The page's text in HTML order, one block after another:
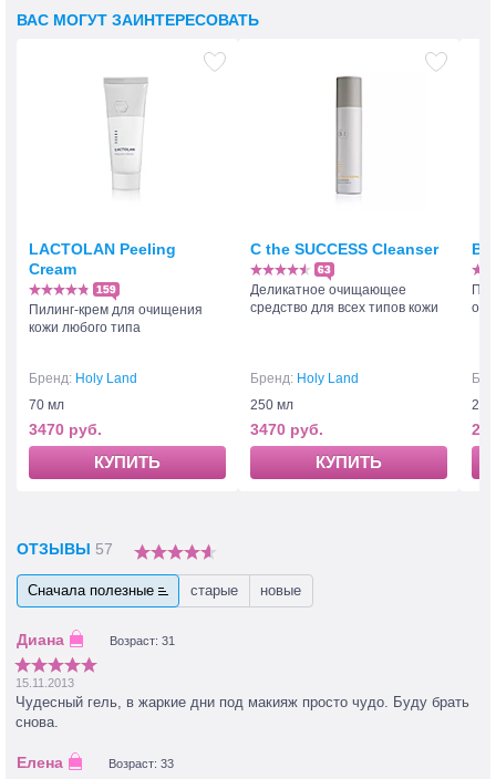
ВАС МОГУТ ЗАИНТЕРЕСОВАТЬ
LACTOLAN Peeling
Cream
159
Пилинг-крем для очищения
кожи любого типа
Бренд: Holy Land
70 мл
3470 руб.
КУПИТЬ
C the SUCCESS Cleanser
63
Деликатное очищающее
средство для всех типов кожи
Бренд: Holy Land
250 мл
3470 руб.
КУПИТЬ
ОТЗЫВЫ 57
Сначала полезные старые новые
Возраст: 31
15.11.2013
Чудесный гель, в жаркие дни под макияж просто чудо. Буду брать
снова.
Возраст: 33